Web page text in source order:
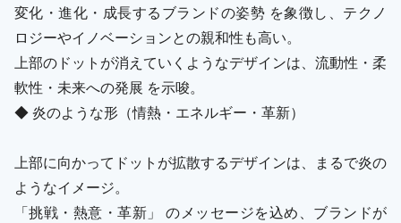
変化・進化・成長するブランドの姿勢 を象徴し、テクノ
ロジーやイノベーションとの親和性も高い。
上部のドットが消えていくようなデザインは、流動性・柔
軟性・未来への発展 を示唆。
◆ 炎のような形（情熱・エネルギー・革新）
上部に向かってドットが拡散するデザインは、まるで炎の
ようなイメージ。
「挑戦・熱意・革新」 のメッセージを込め、ブランドが